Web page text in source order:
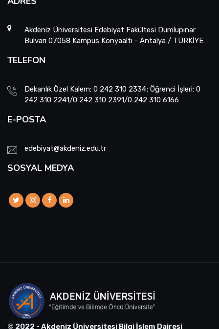
Akdeniz Üniversitesi Edebiyat Fakültesi Dumlupınar
Bulvarı 07058 Kampus Konyaaltı - Antalya / TÜRKİYE
TELEFON
Dekanlık Özel Kalem: 0 242 310 2334; Öğrenci İşleri: 0
242 310 2241/0 242 310 2391/0 242 310 6166
E-POSTA
edebiyat@akdeniz.edu.tr
SOSYAL MEDYA
© 2022 - Akdeniz Üniversitesi Bilgi İşlem Dairesi